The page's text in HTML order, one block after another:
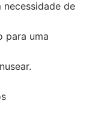
necessidade de
para uma